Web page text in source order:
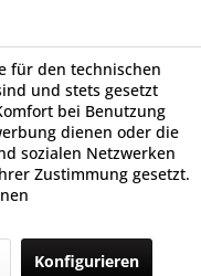
für den technischen
und stets gesetzt
bei Benutzung
dienen oder die
sozialen Netzwerken
Zustimmung gesetzt.
Konfigurieren